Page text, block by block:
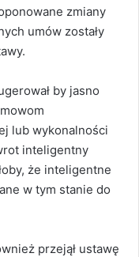
zmiany
umów zostały
by jasno
lub wykonalności
inteligentny
że inteligentne
w tym stanie do
przejął ustawę